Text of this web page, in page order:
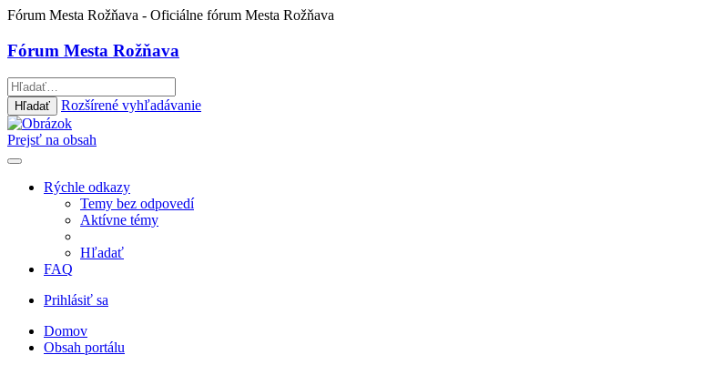
Fórum Mesta Rožňava - Oficiálne fórum Mesta Rožňava
Fórum Mesta Rožňava
Hľadať Rozšírené vyhľadávanie
Prejsť na obsah
Rýchle odkazy
Temy bez odpovedí
Aktívne témy
Hľadať
FAQ
Prihlásiť sa
Domov
Obsah portálu